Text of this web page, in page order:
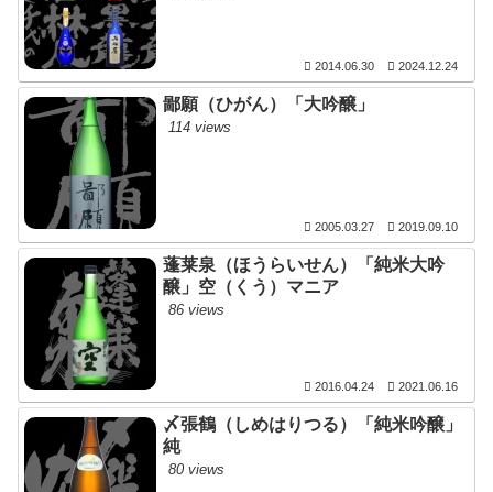
2014.06.30 2024.12.24
鄙願（ひがん）「大吟醸」
114 views
2005.03.27 2019.09.10
蓬莱泉（ほうらいせん）「純米大吟
醸」空（くう）マニア
86 views
2016.04.24 2021.06.16
〆張鶴（しめはりつる）「純米吟醸」
純
80 views